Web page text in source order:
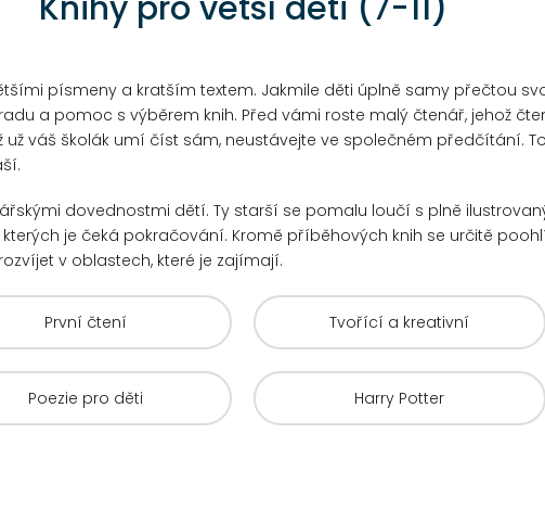
písmeny a kratším textem. Jakmile děti úplně samy přečtou
a pomoc s výběrem knih. Před vámi roste malý čtenář, jehož
váš školák umí číst sám, neustávejte ve společném předčítání.
dovednostmi dětí. Ty starší se pomalu loučí s plně
kterých je čeká pokračování. Kromě příběhových knih se určitě
v oblastech, které je zajímají.
První čtení Tvořící a kreativní
Poezie pro děti Harry Potter